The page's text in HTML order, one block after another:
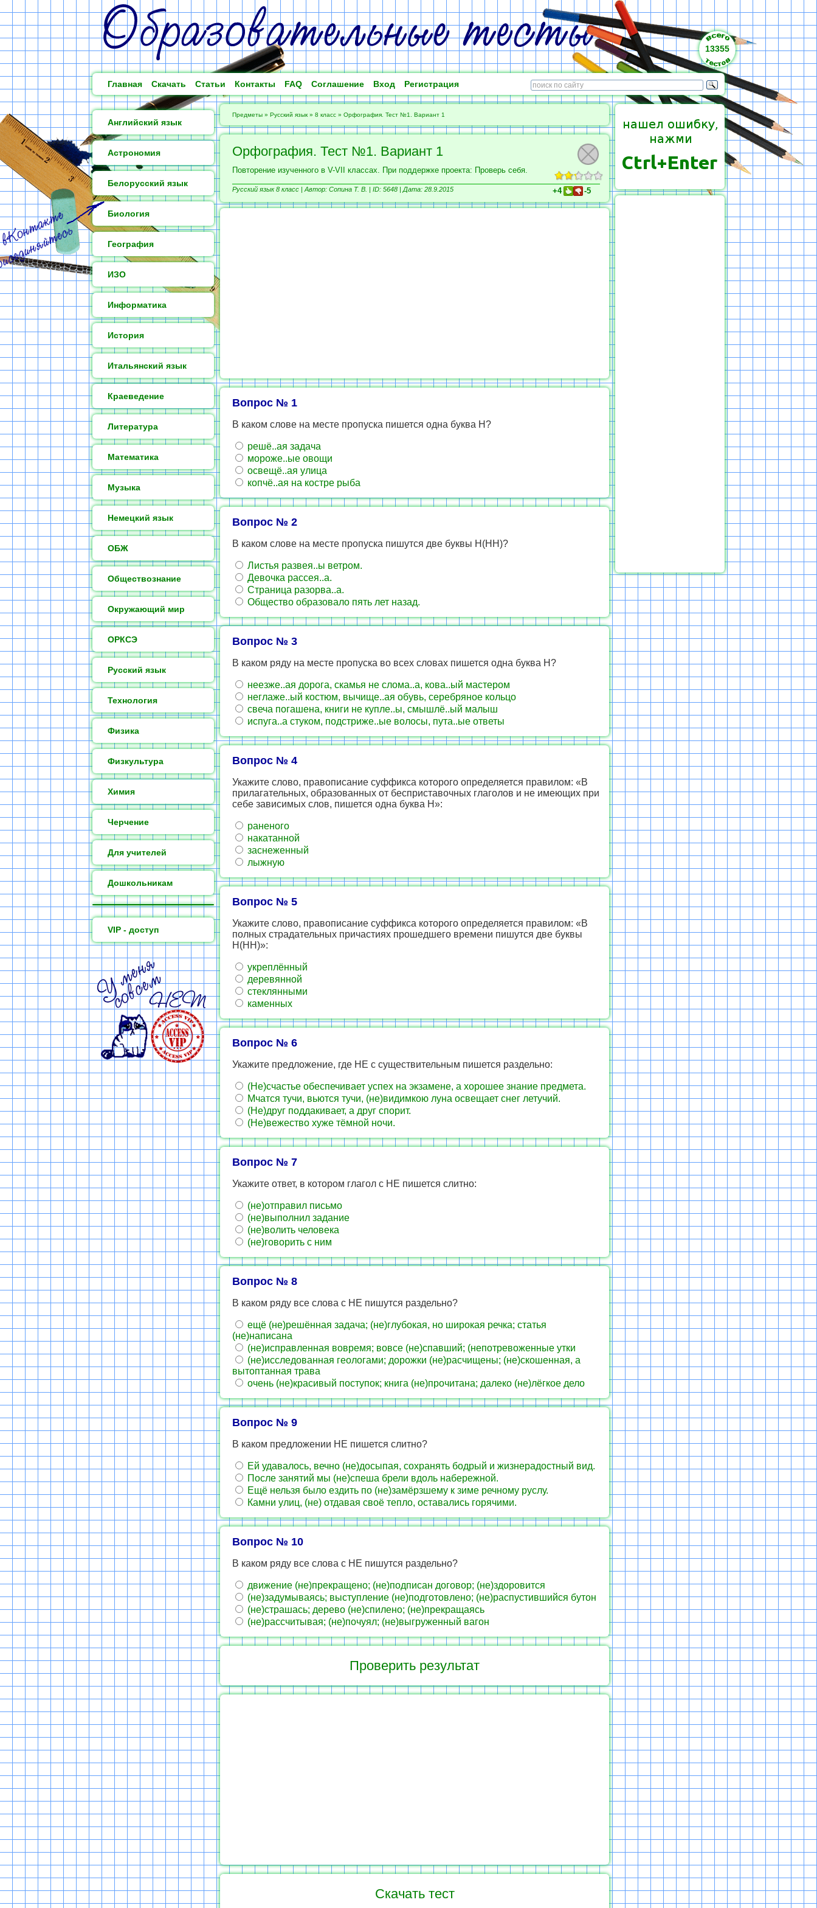
13355
Главная Скачать Статьи Контакты FAQ Соглашение Вход Регистрация
Английский язык
Астрономия
Белорусский язык
Биология
География
ИЗО
Информатика
История
Итальянский язык
Краеведение
Литература
Математика
Музыка
Немецкий язык
ОБЖ
Обществознание
Окружающий мир
ОРКСЭ
Русский язык
Технология
Физика
Физкультура
Химия
Черчение
Для учителей
Дошкольникам
VIP - доступ
Предметы » Русский язык » 8 класс » Орфография. Тест №1. Вариант 1
Орфография. Тест №1. Вариант 1
Повторение изученного в V-VII классах. При поддержке проекта: Проверь себя.
Русский язык 8 класс | Автор: Сопина Т. В. | ID: 5648 | Дата: 28.9.2015 +4 -5
Вопрос № 1
В каком слове на месте пропуска пишется одна буква Н?
решё..ая задача
мороже..ые овощи
освещё..ая улица
копчё..ая на костре рыба
Вопрос № 2
В каком слове на месте пропуска пишутся две буквы Н(НН)?
Листья развея..ы ветром.
Девочка рассея..а.
Страница разорва..а.
Общество образовало пять лет назад.
Вопрос № 3
В каком ряду на месте пропуска во всех словах пишется одна буква Н?
неезже..ая дорога, скамья не слома..а, кова..ый мастером
неглаже..ый костюм, вычище..ая обувь, серебряное кольцо
свеча погашена, книги не купле..ы, смышлё..ый малыш
испуга..а стуком, подстриже..ые волосы, пута..ые ответы
Вопрос № 4
Укажите слово, правописание суффикса которого определяется правилом: «В
прилагательных, образованных от бесприставочных глаголов и не имеющих при
себе зависимых слов, пишется одна буква Н»:
раненого
накатанной
заснеженный
лыжную
Вопрос № 5
Укажите слово, правописание суффикса которого определяется правилом: «В
полных страдательных причастиях прошедшего времени пишутся две буквы
Н(НН)»:
укреплённый
деревянной
стеклянными
каменных
Вопрос № 6
Укажите предложение, где НЕ с существительным пишется раздельно:
(Не)счастье обеспечивает успех на экзамене, а хорошее знание предмета.
Мчатся тучи, вьются тучи, (не)видимкою луна освещает снег летучий.
(Не)друг поддакивает, а друг спорит.
(Не)вежество хуже тёмной ночи.
Вопрос № 7
Укажите ответ, в котором глагол с НЕ пишется слитно:
(не)отправил письмо
(не)выполнил задание
(не)волить человека
(не)говорить с ним
Вопрос № 8
В каком ряду все слова с НЕ пишутся раздельно?
ещё (не)решённая задача; (не)глубокая, но широкая речка; статья
(не)написана
(не)исправленная вовремя; вовсе (не)спавший; (непотревоженные утки
(не)исследованная геологами; дорожки (не)расчищены; (не)скошенная, а
вытоптанная трава
очень (не)красивый поступок; книга (не)прочитана; далеко (не)лёгкое дело
Вопрос № 9
В каком предложении НЕ пишется слитно?
Ей удавалось, вечно (не)досыпая, сохранять бодрый и жизнерадостный вид.
После занятий мы (не)спеша брели вдоль набережной.
Ещё нельзя было ездить по (не)замёрзшему к зиме речному руслу.
Камни улиц, (не) отдавая своё тепло, оставались горячими.
Вопрос № 10
В каком ряду все слова с НЕ пишутся раздельно?
движение (не)прекращено; (не)подписан договор; (не)здоровится
(не)задумываясь; выступление (не)подготовлено; (не)распустившийся бутон
(не)страшась; дерево (не)спилено; (не)прекращаясь
(не)рассчитывая; (не)почуял; (не)выгруженный вагон
Скачать тест